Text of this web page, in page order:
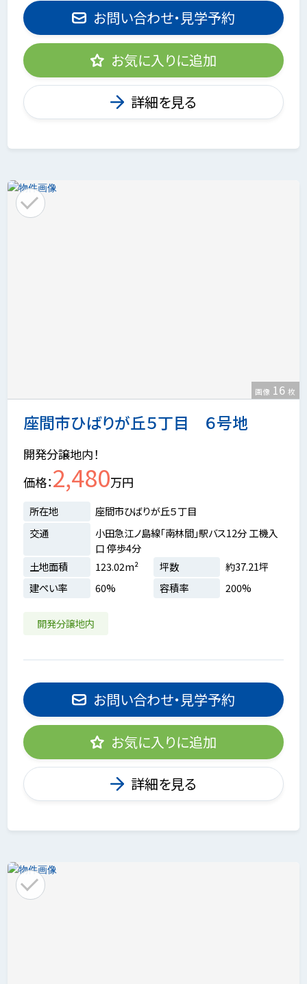
お問い合わせ・見学予約
お気に入りに追加
詳細を見る
座間市ひばりが丘５丁目 ６号地
画像 16 枚
開発分譲地内！
価格 2,480万円
所在地
座間市ひばりが丘５丁目
交通
小田急江ノ島線「南林間」駅バス12分 工機入
口 停歩4分
土地面積
123.02m² 坪数
約37.21坪
建ぺい率
60% 容積率 200%
開発分譲地内
お問い合わせ・見学予約
お気に入りに追加
詳細を見る